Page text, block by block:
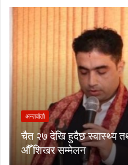
अन्तर्वार्ता
चैत २७ देखि हुदैछ स्वास्थ्य
औँ शिखर सम्मेलन